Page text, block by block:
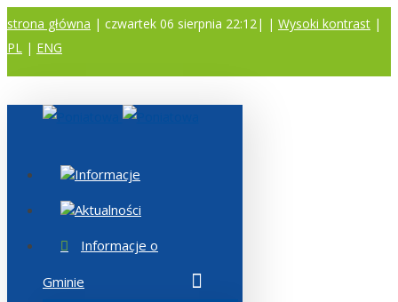
strona główna | czwartek 06 sierpnia 22:12| | Wysoki kontrast |
PL | ENG
Informacje
Aktualności
Informacje o
Gminie